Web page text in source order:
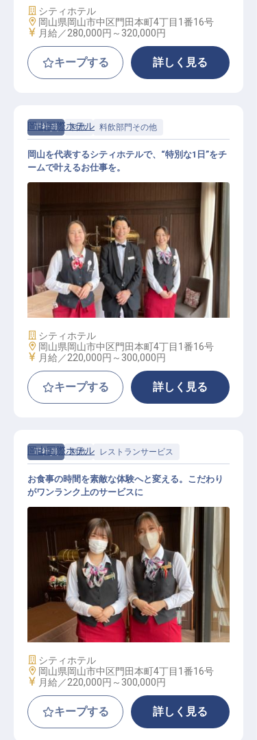
施設業態
シティホテル
勤務地
岡山県岡山市中区門田本町4丁目1番16号
給与
月給／280,000円～ 320,000円
キープする 詳しく見る
正社員 料飲 料飲部門その他
宴会サービス│年収400万円以上可／
20～30代活躍／月8～9日休み
岡山国際ホテル
岡山を代表するシティホテルで、“特別な1日”をチ
ームで叶えるお仕事を。
施設業態
シティホテル
勤務地
岡山県岡山市中区門田本町4丁目1番16号
給与
月給／220,000円～ 300,000円
キープする 詳しく見る
正社員 料飲 レストランサービス
レストランサービス│20～30代活躍
／月8～9日休／月給22万～30万
岡山国際ホテル
お食事の時間を素敵な体験へと変える。こだわり
がワンランク上のサービスに
施設業態
シティホテル
勤務地
岡山県岡山市中区門田本町4丁目1番16号
給与
月給／220,000円～ 300,000円
キープする 詳しく見る